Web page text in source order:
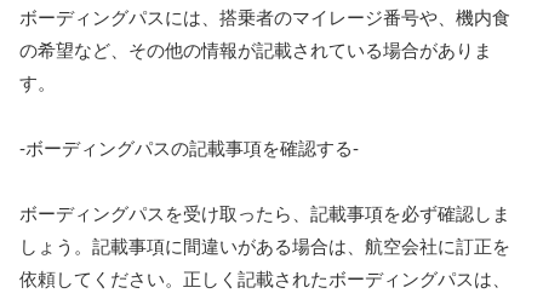
ボーディングパスには、搭乗者のマイレージ番号や、機内食
の希望など、その他の情報が記載されている場合がありま
す。
-ボーディングパスの記載事項を確認する-
ボーディングパスを受け取ったら、記載事項を必ず確認しま
しょう。記載事項に間違いがある場合は、航空会社に訂正を
依頼してください。正しく記載されたボーディングパスは、